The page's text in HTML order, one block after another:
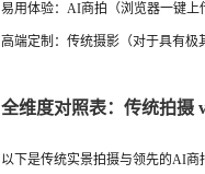
易用体验：AI商拍（浏览器一键上
高端定制：传统摄影（对于具有极
全维度对照表：传统拍摄
以下是传统实景拍摄与领先的AI商